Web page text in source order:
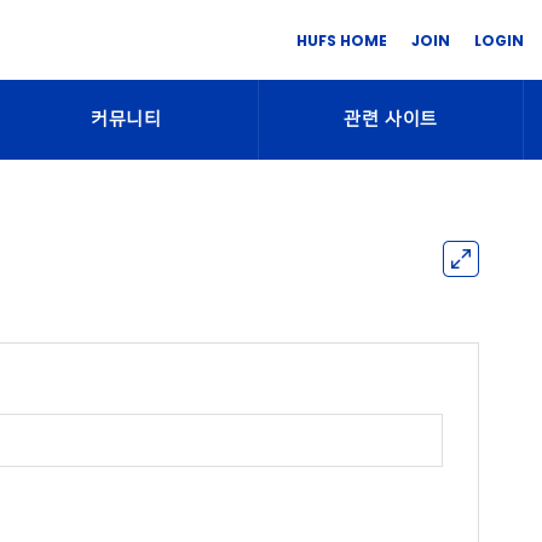
HUFS HOME JOIN LOGIN
커뮤니티 관련 사이트